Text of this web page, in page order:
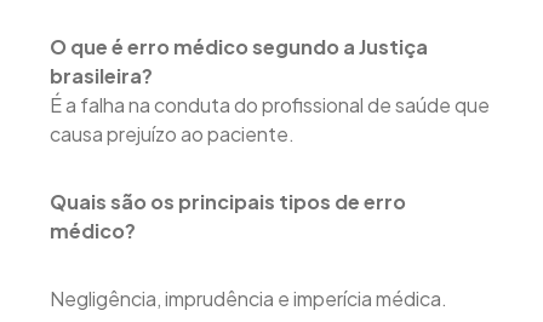
O que é erro médico segundo a Justiça
brasileira?
É a falha na conduta do profissional de saúde que
causa prejuízo ao paciente.
Quais são os principais tipos de erro
médico?
Negligência, imprudência e imperícia médica.